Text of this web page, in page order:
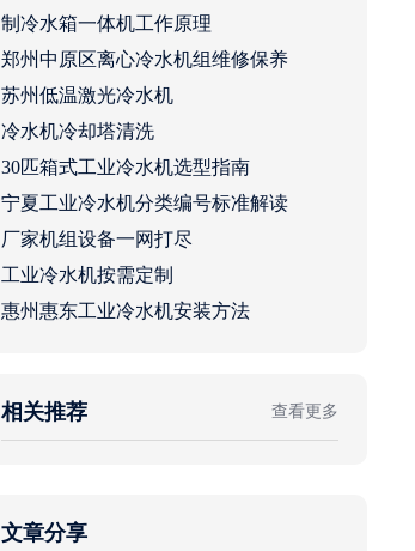
制冷水箱一体机工作原理
郑州中原区离心冷水机组维修保养
苏州低温激光冷水机
冷水机冷却塔清洗
30匹箱式工业冷水机选型指南
宁夏工业冷水机分类编号标准解读
厂家机组设备一网打尽
工业冷水机按需定制
惠州惠东工业冷水机安装方法
相关推荐 查看更多
文章分享